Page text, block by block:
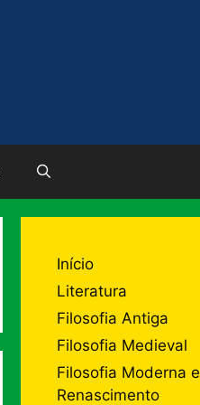
Início
Literatura
Filosofia Antiga
Filosofia Medieval
Filosofia Moderna e
Renascimento